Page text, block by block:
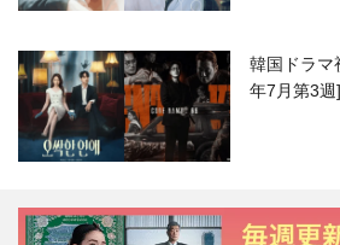
韓国ドラマ
年7月第3週